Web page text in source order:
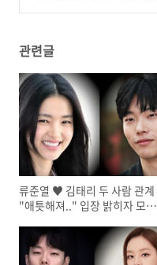
관련글
류준열 ♥ 김태리 두 사람 관계
"애틋해져.." 입장 밝히자 모두